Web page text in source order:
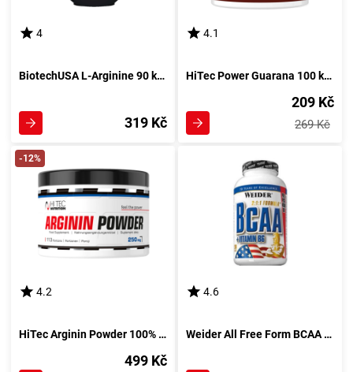
4
BiotechUSA L-Arginine 90 kapslí
319 Kč
4.1
HiTec Power Guarana 100 kapslí
209 Kč
269 Kč
-12%
4.2
HiTec Arginin Powder 100% AAKG 250 g bez příchutě
499 Kč
4.6
Weider All Free Form BCAA 130 tablet